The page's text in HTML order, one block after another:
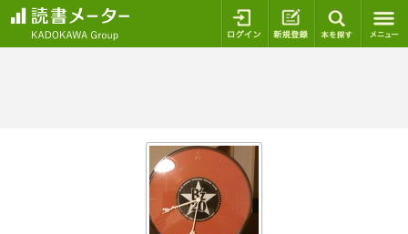
ログイン 新規登録